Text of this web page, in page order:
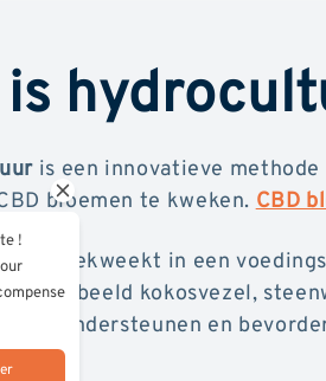
is
is een innovatieve
bloemen te kweken. CBD
gekweekt in een
kokosvezel,
te ondersteunen en
!